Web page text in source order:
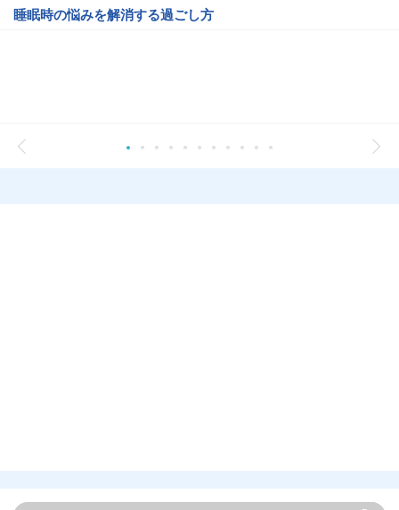
睡眠時の悩みを解消する過ごし方